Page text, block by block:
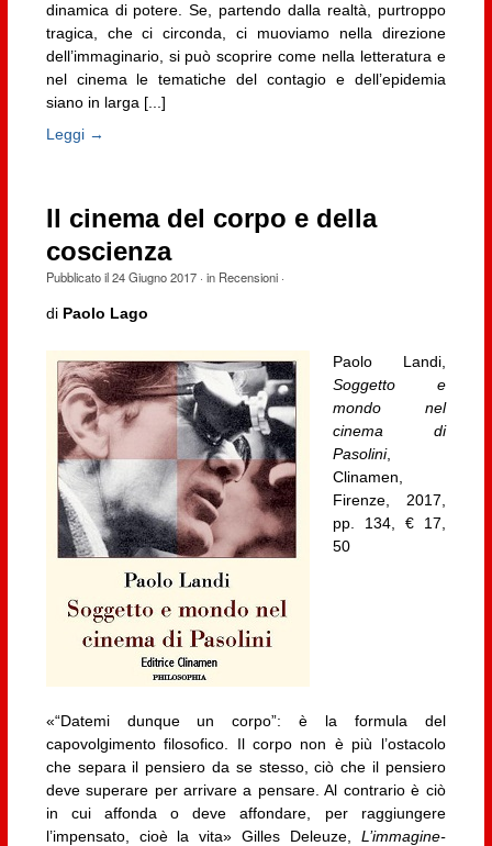
dinamica di potere. Se, partendo dalla realtà, purtroppo
tragica, che ci circonda, ci muoviamo nella direzione
dell’immaginario, si può scoprire come nella letteratura e
nel cinema le tematiche del contagio e dell’epidemia
siano in larga [...]
Leggi →
Il cinema del corpo e della
coscienza
Pubblicato il24 Giugno 2017· in Recensioni·
diPaolo Lago
Paolo Landi,
Soggetto e
mondo nel
cinema di
Pasolini,
Clinamen,
Firenze, 2017,
pp. 134, € 17,
50
«“Datemi dunque un corpo”: è la formula del
capovolgimento filosofico. Il corpo non è più l’ostacolo
che separa il pensiero da se stesso, ciò che il pensiero
deve superare per arrivare a pensare. Al contrario è ciò
in cui affonda o deve affondare, per raggiungere
l’impensato, cioè la vita» Gilles Deleuze, L’immagine-